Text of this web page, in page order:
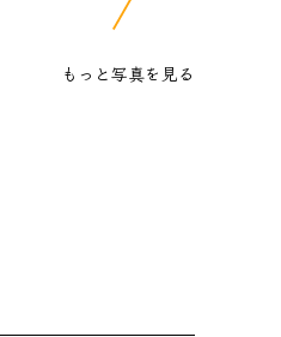
もっと写真を見る